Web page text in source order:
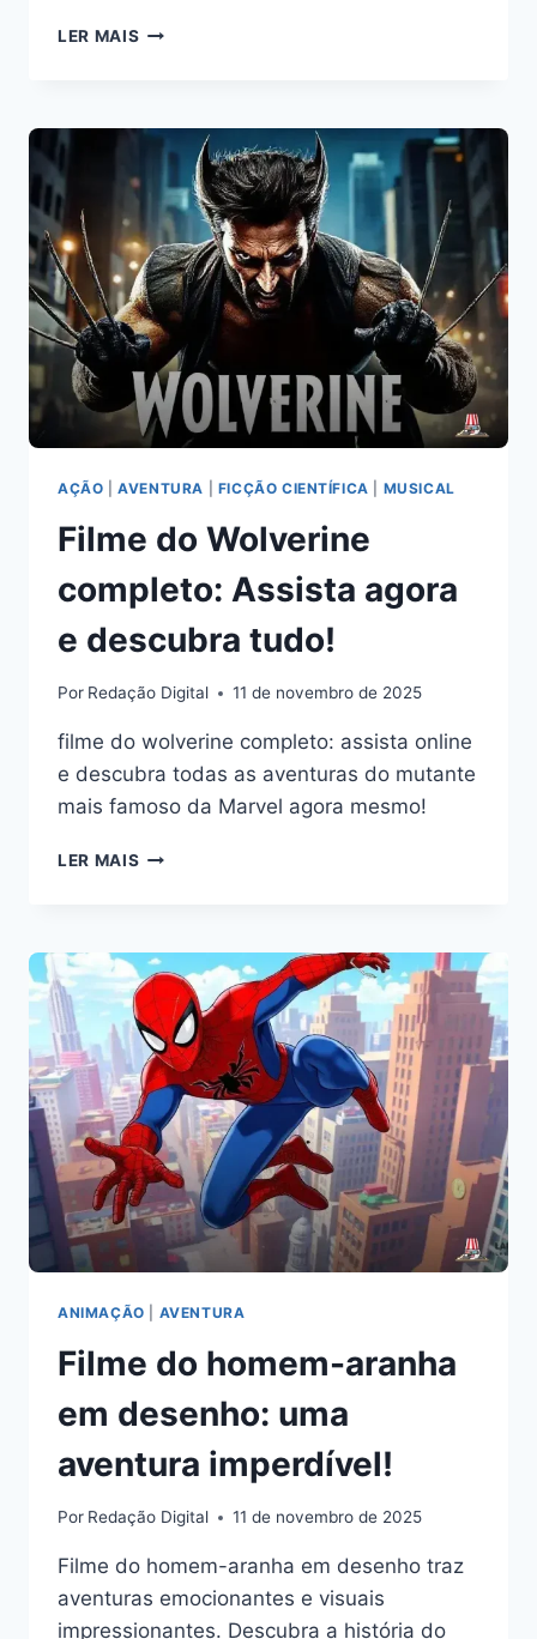
LER MAIS FILME
OS
MISTÉRIOS
SOMBRIOS
HOJE!
AÇÃO |AVENTURA FICÇÃO CIENTÍFICA MUSICAL
Filme do Wolverine
completo: Assista agora
e descubra tudo!
Por Redação Digital 11 de novembro de 2025
filme do wolverine completo: assista online
e descubra todas as aventuras do mutante
mais famoso da Marvel agora mesmo!
LER MAIS FILME
ASSISTA
AGORA
E
DESCUBRA
TUDO!
ANIMAÇÃO AVENTURA
Filme do homem-aranha
em desenho: uma
aventura imperdível!
Por Redação Digital 11 de novembro de 2025
Filme do homem-aranha em desenho traz
aventuras emocionantes e visuais
impressionantes. Descubra a história do